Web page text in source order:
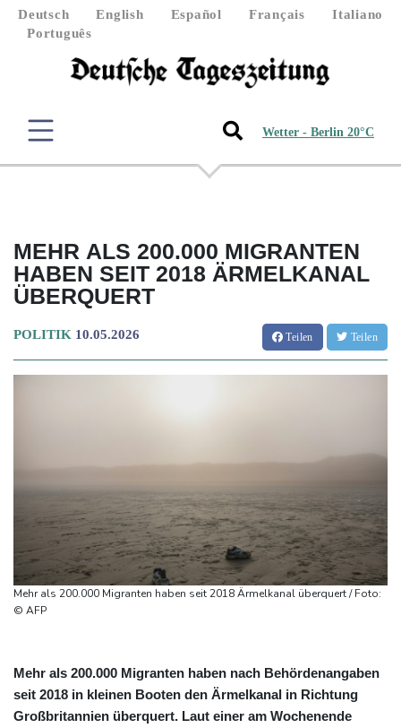
Deutsch English Español Français
Italiano
Português
Wetter - Berlin 20°C
MEHR ALS 200.000 MIGRANTEN
HABEN SEIT 2018 ÄRMELKANAL
ÜBERQUERT
POLITIK 10.05.2026 Teilen Teilen
Mehr als 200.000 Migranten haben seit 2018 Ärmelkanal überquert / Foto:
© AFP
Mehr als 200.000 Migranten haben nach Behördenangaben
seit 2018 in kleinen Booten den Ärmelkanal in Richtung
Großbritannien überquert. Laut einer am Wochenende